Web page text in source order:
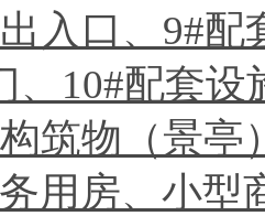
入口、9#
、10#配套
筑物（景亭
用房、小型